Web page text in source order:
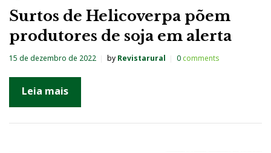
Surtos de Helicoverpa põem
produtores de soja em alerta
15 de dezembro de 2022 by Revistarural 0comments
Leia mais